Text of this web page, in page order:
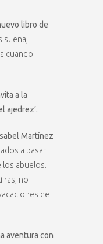
libro de
suena,
cuando
a la
ajedrez’.
Martínez
a pasar
los abuelos.
no
de
aventura con